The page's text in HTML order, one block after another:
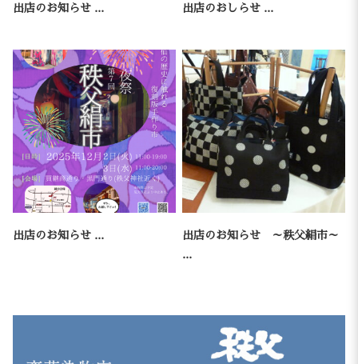
出店のお知らせ ... 出店のおしらせ ...
出店のお知らせ ...
出店のお知らせ ～秩父絹市～
...